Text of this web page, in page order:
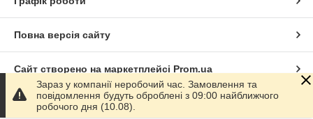
Повна версія сайту
Сайт створено на маркетплейсі Prom.ua
Політика конфіденційності
Зараз у компанії неробочий час. Замовлення та
повідомлення будуть оброблені з 09:00 найближчого
робочого дня (10.08).